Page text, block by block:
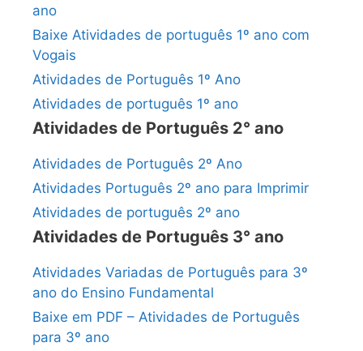
ano
Baixe Atividades de português 1º ano com
Vogais
Atividades de Português 1º Ano
Atividades de português 1º ano
Atividades de Português 2° ano
Atividades de Português 2º Ano
Atividades Português 2º ano para Imprimir
Atividades de português 2º ano
Atividades de Português 3° ano
Atividades Variadas de Português para 3º
ano do Ensino Fundamental
Baixe em PDF – Atividades de Português
para 3º ano